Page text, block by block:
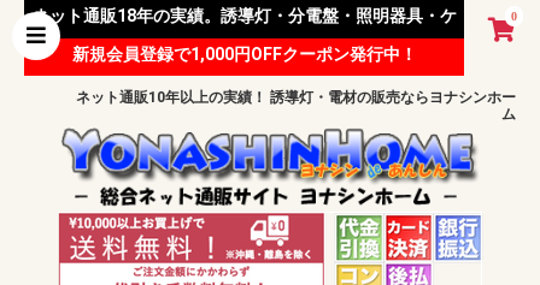
0
ネット通販18年の実績。誘導灯・分電盤・照明器具・ケ
ーブル等 様々な資材を取り扱っています。
新規会員登録で1,000円OFFクーポン発行中！
ネット通販10年以上の実績！ 誘導灯・電材の販売ならヨナシンホー
ム